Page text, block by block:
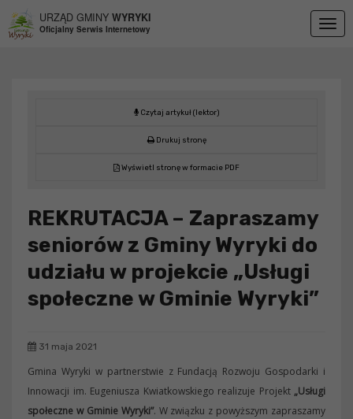
URZĄD GMINY WYRYKI
Oficjalny Serwis Internetowy
Czytaj artykuł (lektor)
Drukuj stronę
Wyświetl stronę w formacie PDF
REKRUTACJA – Zapraszamy
seniorów z Gminy Wyryki do
udziału w projekcie „Usługi
społeczne w Gminie Wyryki”
31 maja 2021
Gmina Wyryki w partnerstwie z Fundacją Rozwoju Gospodarki i
Innowacji im. Eugeniusza Kwiatkowskiego realizuje Projekt „Usługi
społeczne w Gminie Wyryki”. W związku z powyższym zapraszamy